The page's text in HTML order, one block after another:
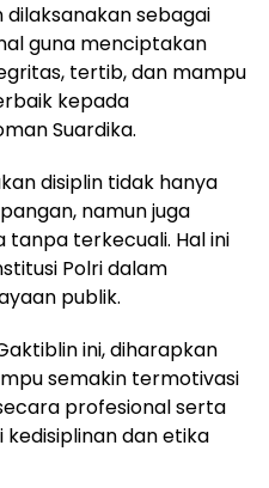
dilaksanakan sebagai
guna menciptakan
tertib, dan mampu
kepada
Suardika.
disiplin tidak hanya
namun juga
tanpa terkecuali. Hal ini
Polri dalam
publik.
ini, diharapkan
semakin termotivasi
profesional serta
kedisiplinan dan etika